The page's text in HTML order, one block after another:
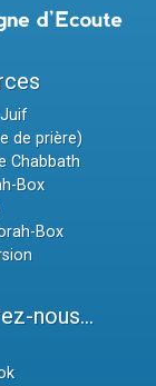
de prière)
Chabbath
Box
Box
nous...